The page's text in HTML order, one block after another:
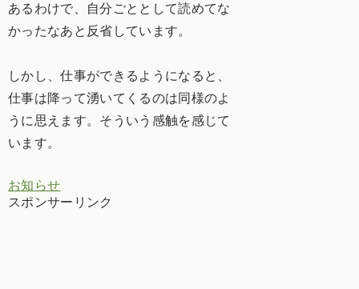
あるわけで、自分ごととして読めてな
かったなあと反省しています。
しかし、仕事ができるようになると、
仕事は降って湧いてくるのは同様のよ
うに思えます。そういう感触を感じて
います。
お知らせ
スポンサーリンク